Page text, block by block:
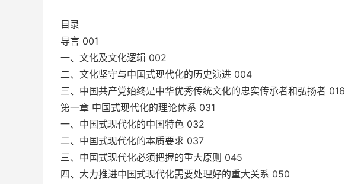
目录
导言 001
一、文化及文化逻辑 002
二、文化坚守与中国式现代化的历史演进 004
三、中国共产党始终是中华优秀传统文化的忠实传承者和弘扬者 016
第一章 中国式现代化的理论体系 031
一、中国式现代化的中国特色 032
二、中国式现代化的本质要求 037
三、中国式现代化必须把握的重大原则 045
四、大力推进中国式现代化需要处理好的重大关系 050